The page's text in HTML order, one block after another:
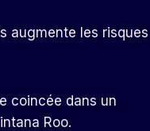
augmente les risques
coincée dans un
Roo.